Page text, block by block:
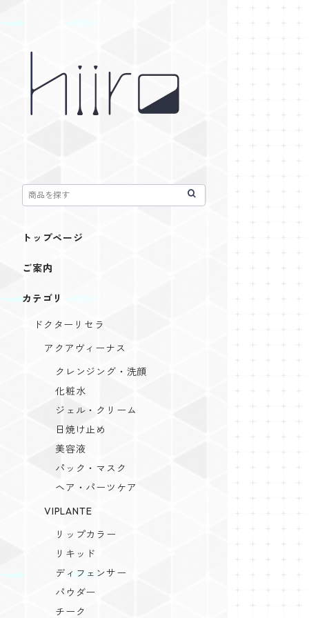
トップページ
ご案内
カテゴリ
ドクターリセラ
アクアヴィーナス
クレンジング・洗顔
化粧水
ジェル・クリーム
日焼け止め
美容液
パック・マスク
ヘア・パーツケア
VIPLANTE
リップカラー
リキッド
ディフェンサー
パウダー
チーク